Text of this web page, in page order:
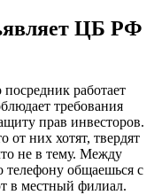
ЦБ РФ
работает
требования
прав инвесторов.
них хотят, твердят
не в тему. Между
телефону общаешься с
в местный филиал.